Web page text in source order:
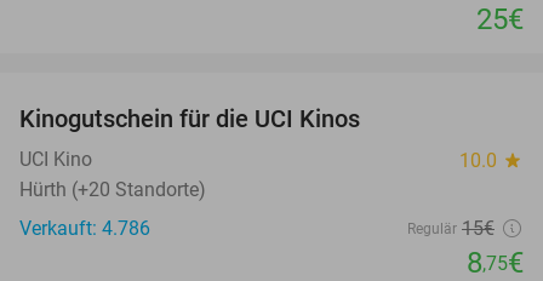
25€
Kinogutschein für die UCI Kinos
UCI Kino 10.0 star
Hürth (+20 Standorte)
Verkauft: 4.786
Regulär 15€
8,75€